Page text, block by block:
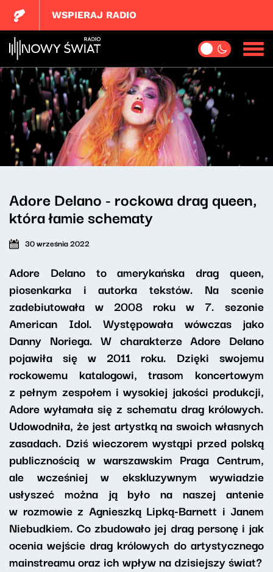
WSPIERAJ RADIO
Adore Delano - rockowa drag queen,
która łamie schematy
30 września 2022
Adore Delano to amerykańska drag queen,
piosenkarka i autorka tekstów. Na scenie
zadebiutowała w 2008 roku w 7. sezonie
American Idol. Występowała wówczas jako
Danny Noriega. W charakterze Adore Delano
pojawiła się w 2011 roku. Dzięki swojemu
rockowemu katalogowi, trasom koncertowym
z pełnym zespołem i wysokiej jakości produkcji,
Adore wyłamała się z schematu drag królowych.
Udowodniła, że jest artystką na swoich własnych
zasadach. Dziś wieczorem wystąpi przed polską
publicznością w warszawskim Praga Centrum,
ale wcześniej w ekskluzywnym wywiadzie
usłyszeć można ją było na naszej antenie
w rozmowie z Agnieszką Lipką-Barnett i Janem
Niebudkiem. Co zbudowało jej drag personę i jak
ocenia wejście drag królowych do artystycznego
mainstreamu oraz ich wpływ na dzisiejszy świat?